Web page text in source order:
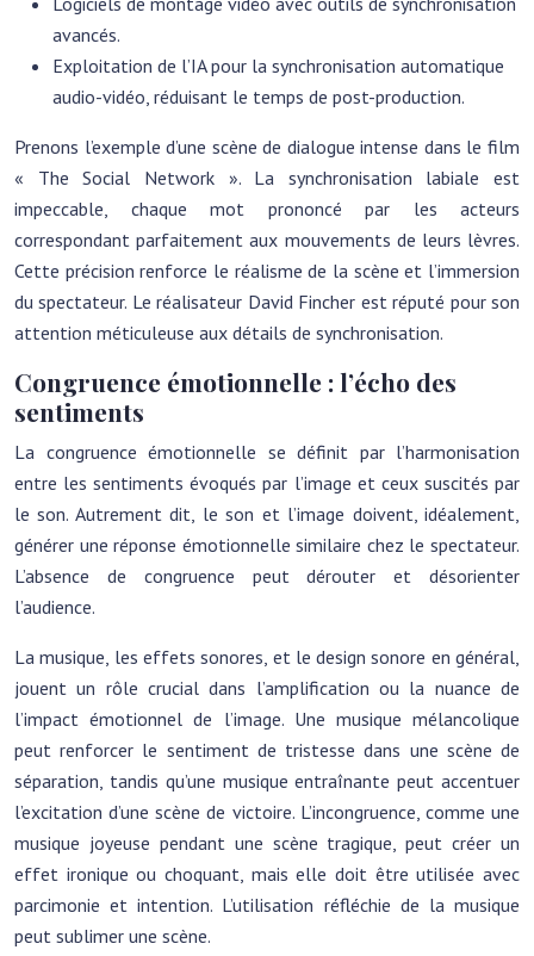
avancés.
Exploitation de l’IA pour la synchronisation automatique
audio-vidéo, réduisant le temps de post-production.
Prenons l’exemple d’une scène de dialogue intense dans le film
« The Social Network ». La synchronisation labiale est
impeccable, chaque mot prononcé par les acteurs
correspondant parfaitement aux mouvements de leurs lèvres.
Cette précision renforce le réalisme de la scène et l’immersion
du spectateur. Le réalisateur David Fincher est réputé pour son
attention méticuleuse aux détails de synchronisation.
Congruence émotionnelle : l’écho des
sentiments
La congruence émotionnelle se définit par l’harmonisation
entre les sentiments évoqués par l’image et ceux suscités par
le son. Autrement dit, le son et l’image doivent, idéalement,
générer une réponse émotionnelle similaire chez le spectateur.
L’absence de congruence peut dérouter et désorienter
l’audience.
La musique, les effets sonores, et le design sonore en général,
jouent un rôle crucial dans l’amplification ou la nuance de
l’impact émotionnel de l’image. Une musique mélancolique
peut renforcer le sentiment de tristesse dans une scène de
séparation, tandis qu’une musique entraînante peut accentuer
l’excitation d’une scène de victoire. L’incongruence, comme une
musique joyeuse pendant une scène tragique, peut créer un
effet ironique ou choquant, mais elle doit être utilisée avec
parcimonie et intention. L’utilisation réfléchie de la musique
peut sublimer une scène.